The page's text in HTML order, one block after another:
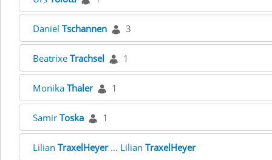
Daniel Tschannen 3
Beatrixe Trachsel 1
Monika Thaler 1
Samir Toska 1
Lilian TraxelHeyer... Lilian TraxelHeyer